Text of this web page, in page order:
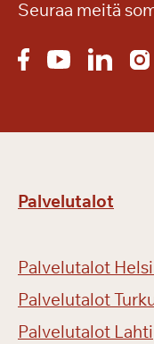
Seuraa meitä
Palvelutalot
Palvelutalot
Palvelutalot
Palvelutalot Lahti